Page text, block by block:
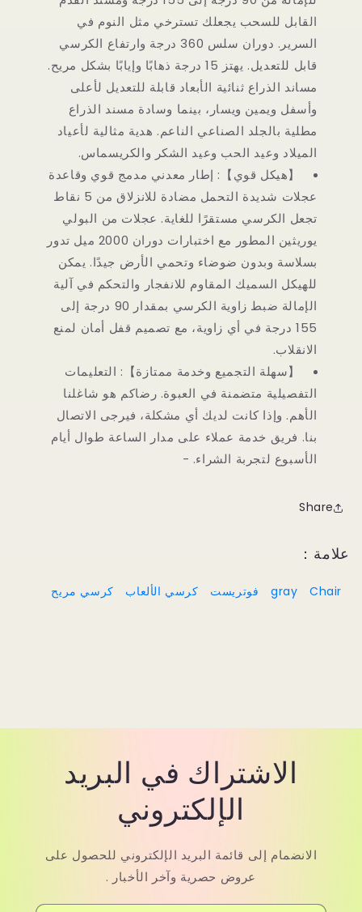
القابل للسحب يجعلك تسترخي مثل النوم في
السرير. دوران سلس 360 درجة وارتفاع الكرسي
قابل للتعديل. يهتز 15 درجة ذهابًا وإيابًا بشكل مريح.
مساند الذراع ثنائية الأبعاد قابلة للتعديل لأعلى
وأسفل ويمين ويسار، بينما وسادة مسند الذراع
مطلية بالجلد الصناعي الناعم. هدية مثالية لأعياد
الميلاد وعيد الحب وعيد الشكر والكريسماس.
【هيكل قوي】: إطار معدني مدمج قوي وقاعدة
عجلات شديدة التحمل مضادة للانزلاق من 5 نقاط
تجعل الكرسي مستقرًا للغاية. عجلات من البولي
يوريثين المطور مع اختبارات دوران 2000 ميل تدور
بسلاسة وبدون ضوضاء وتحمي الأرض جيدًا. يمكن
للهيكل السميك المقاوم للانفجار والتحكم في آلية
الإمالة ضبط زاوية الكرسي بمقدار 90 درجة إلى
155 درجة في أي زاوية، مع تصميم قفل أمان لمنع
الانقلاب.
【سهلة التجميع وخدمة ممتازة】: التعليمات
التفصيلية متضمنة في العبوة. رضاكم هو شاغلنا
الأهم. وإذا كانت لديك أي مشكلة، فيرجى الاتصال
بنا. فريق خدمة عملاء على مدار الساعة طوال أيام
الأسبوع لتجربة الشراء. -
Share
علامة：
Chair
gray فوتريست كرسي الألعاب كرسي مريح
الاشتراك في البريد
الإلكتروني
الانضمام إلى قائمة البريد الإلكتروني للحصول على
عروض حصرية وآخر الأخبار .